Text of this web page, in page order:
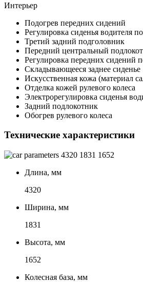
Интерьер
Подогрев передних сидений
Регулировка сиденья водителя
Третий задний подголовник
Передний центральный
Регулировка передних сидений
Складывающееся заднее сиденье
Искусственная кожа (материал
Отделка кожей рулевого колеса
Электрорегулировка сиденья
Задний подлокотник
Обогрев рулевого колеса
Технические характеристики
4320 1831 1652
Длина, мм
4320
Ширина, мм
1831
Высота, мм
1652
Колесная база, мм